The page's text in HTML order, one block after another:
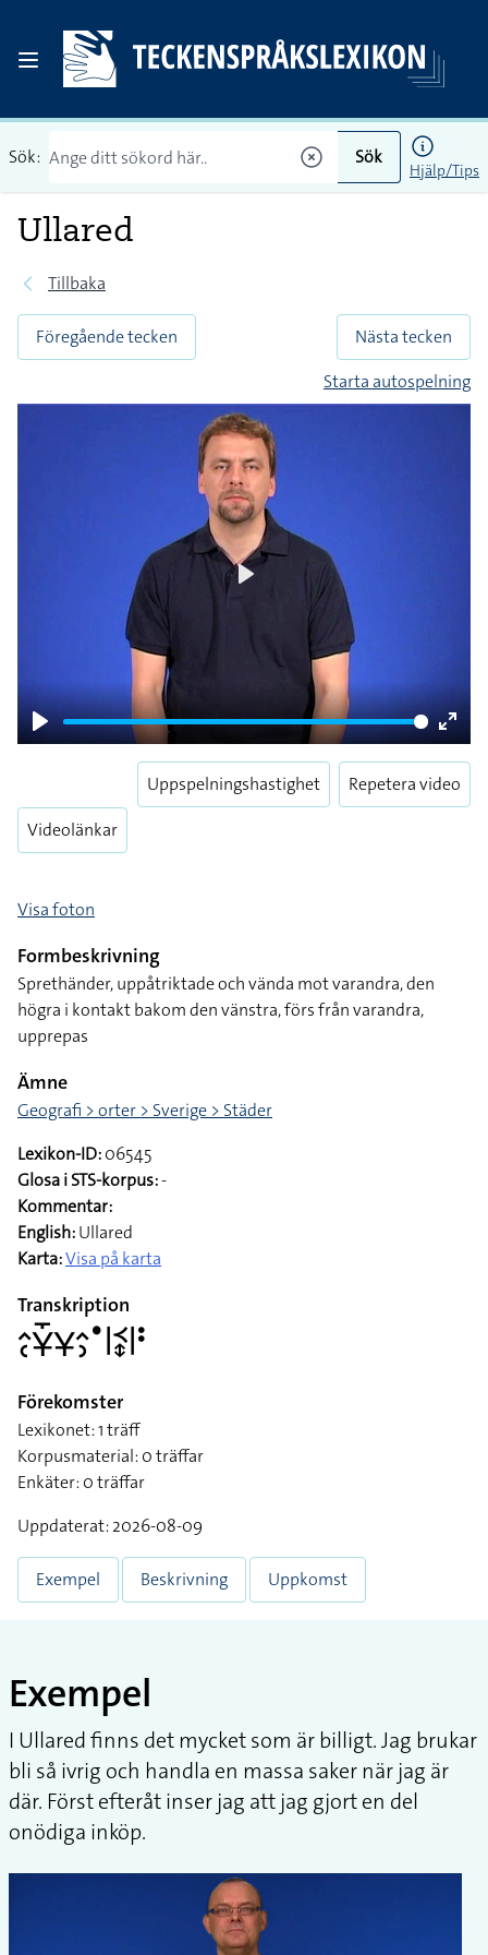
Sök: Sök
Hjälp/Tips
Ullared
Tillbaka
Föregående tecken
Nästa tecken
Starta autospelning
Play
Enter
Videolänkar
Uppspelningshastighet Repetera video
Visa foton
Formbeskrivning
Sprethänder, uppåtriktade och vända mot varandra, den
högra i kontakt bakom den vänstra, förs från varandra,
upprepas
Ämne
Geografi > orter > Sverige > Städer
Lexikon-ID:06545
Glosa i STS-korpus:-
Kommentar:
English:Ullared
Karta:Visa på karta
Transkription
􌤵􌥗􌥃􌤻􌥃􌤵􌤶􌤟􌥼􌥹􌦋􌥼􌥻
Förekomster
Lexikonet: 1 träff
Korpusmaterial: 0 träffar
Enkäter: 0 träffar
Uppdaterat: 2026-08-09
Exempel Beskrivning Uppkomst
Exempel
I Ullared finns det mycket som är billigt. Jag brukar
bli så ivrig och handla en massa saker när jag är
där. Först efteråt inser jag att jag gjort en del
onödiga inköp.